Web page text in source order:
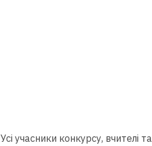
Усі учасники конкурсу, вчителі